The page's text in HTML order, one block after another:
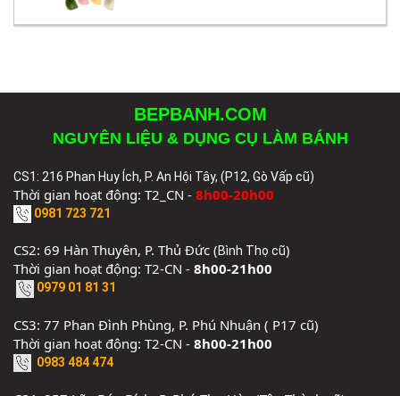
BEPBANH.COM
NGUYÊN LIỆU & DỤNG CỤ LÀM BÁNH
CS1: 216 Phan Huy Ích, P. An Hội Tây, (P12, Gò Vấp cũ)
Thời gian hoạt động: T2_CN - 8h00-20h00
0981 723 721
CS2: 69 Hàn Thuyên, P. Thủ Đức (Bình Thọ cũ)
Thời gian hoạt động: T2-CN - 8h00-21h00
0979 01 81 31
CS3: 77 Phan Đình Phùng, P. Phú Nhuận ( P17 cũ)
Thời gian hoạt động: T2-CN - 8h00-21h00
0983 484 474